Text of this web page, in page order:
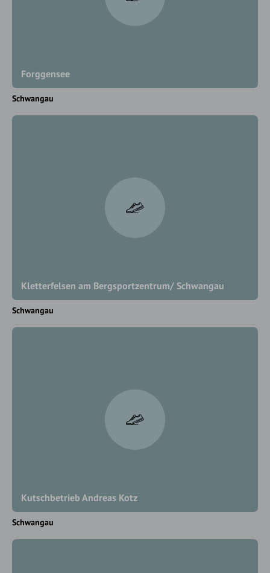
Forggensee
Schwangau
Kletterfelsen am Bergsportzentrum/ Schwangau
Schwangau
Kutschbetrieb Andreas Kotz
Schwangau